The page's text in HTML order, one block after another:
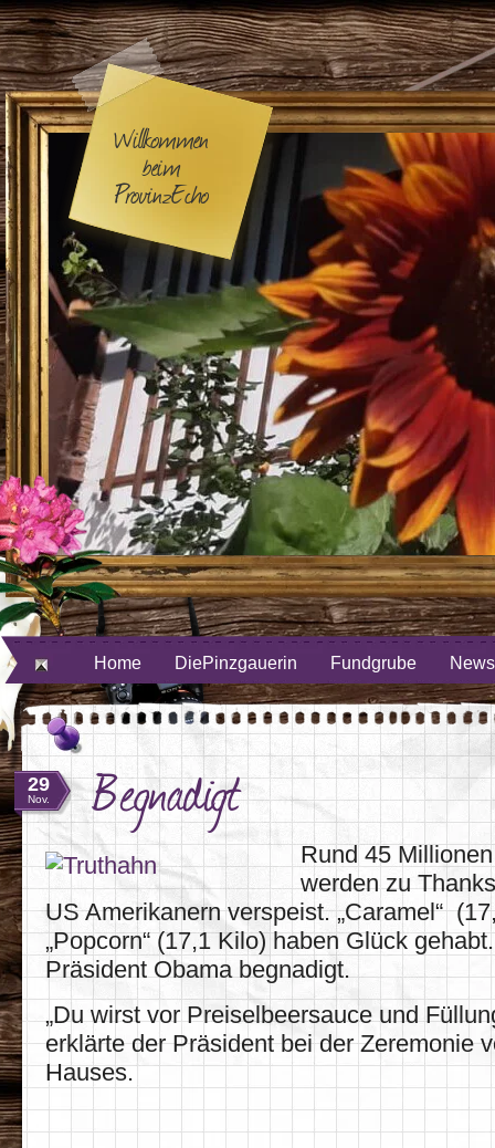
Willkommen
beim
ProvinzEcho
Home DiePinzgauerin Fundgrube
Twitter
29
Nov. Begnadigt
Rund 45
werden zu
US Amerikanern verspeist. „Caramel“
„Popcorn“ (17,1 Kilo) haben Glück
Präsident Obama begnadigt.
„Du wirst vor Preiselbeersauce und
erklärte der Präsident bei der Zeremonie
Hauses.